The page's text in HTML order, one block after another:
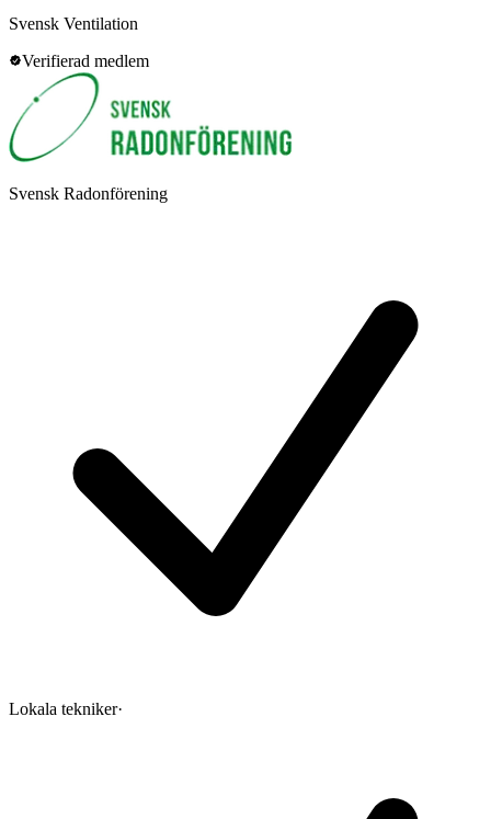
Svensk Ventilation
Verifierad medlem
Svensk Radonförening
Lokala tekniker·